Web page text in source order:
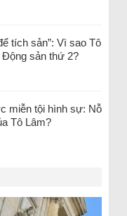
tích sản”: Vì sao Tô
Động sản thứ 2?
miễn tội hình sự: Nỗ
Tô Lâm?